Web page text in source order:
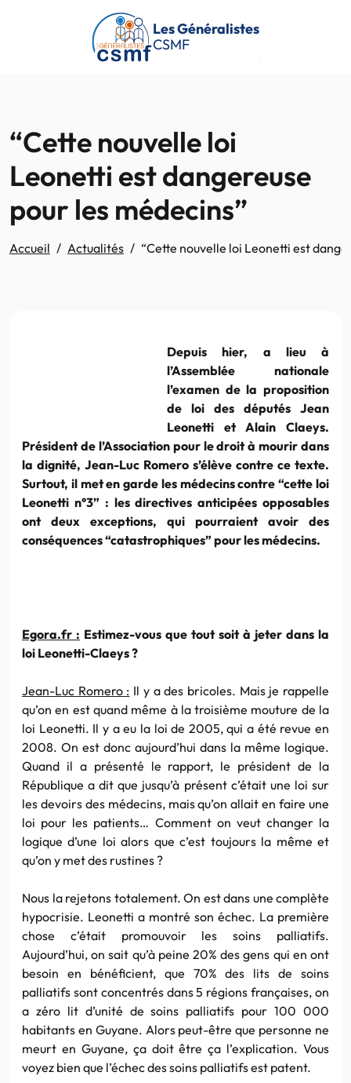
Passer au contenu principal
Les Généralistes
CSMF
“Cette nouvelle loi
Leonetti est dangereuse
pour les médecins”
Accueil Actualités “Cette nouvelle loi Leonetti est
Depuis hier, a lieu à
l’Assemblée nationale
l’examen de la proposition
de loi des députés Jean
Leonetti et Alain Claeys.
Président de l’Association pour le droit à mourir dans
la dignité, Jean-Luc Romero s’élève contre ce texte.
Surtout, il met en garde les médecins contre “cette loi
Leonetti n°3” : les directives anticipées opposables
ont deux exceptions, qui pourraient avoir des
conséquences “catastrophiques” pour les médecins.
Egora.fr : Estimez-vous que tout soit à jeter dans la
loi Leonetti-Claeys ?
Jean-Luc Romero : Il y a des bricoles. Mais je rappelle
qu’on en est quand même à la troisième mouture de la
loi Leonetti. Il y a eu la loi de 2005, qui a été revue en
2008. On est donc aujourd’hui dans la même logique.
Quand il a présenté le rapport, le président de la
République a dit que jusqu’à présent c’était une loi sur
les devoirs des médecins, mais qu’on allait en faire une
loi pour les patients… Comment on veut changer la
logique d’une loi alors que c’est toujours la même et
qu’on y met des rustines ?
Nous la rejetons totalement. On est dans une complète
hypocrisie. Leonetti a montré son échec. La première
chose c’était promouvoir les soins palliatifs.
Aujourd’hui, on sait qu’à peine 20% des gens qui en ont
besoin en bénéficient, que 70% des lits de soins
palliatifs sont concentrés dans 5 régions françaises, on
a zéro lit d’unité de soins palliatifs pour 100 000
habitants en Guyane. Alors peut-être que personne ne
meurt en Guyane, ça doit être ça l’explication. Vous
voyez bien que l’échec des soins palliatifs est patent.